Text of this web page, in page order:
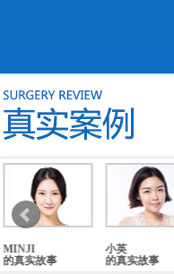
小英
的真实故事
HYENA
的真实故事